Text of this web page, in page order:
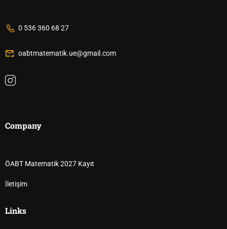
0 536 360 68 27
oabtmatematik.ue@gmail.com
Company
ÖABT Matematik 2027 Kayıt
İletişim
Links